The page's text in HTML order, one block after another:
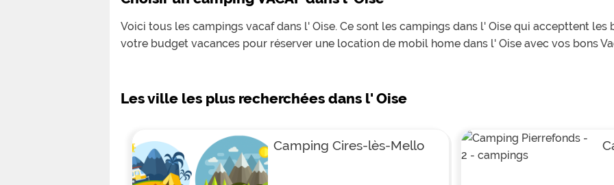
surface de 34m2 Les
camping du Pré des
château ou encore
Voici tous les campings vacaf dans l' Oise. Ce sont les campings dans l' Oise qui accepttent les
votre budget vacances pour réserver une location de mobil home dans l' Oise avec vos bons
Les ville les plus recherchées dans l' Oise
Camping Cires-lès-Mello